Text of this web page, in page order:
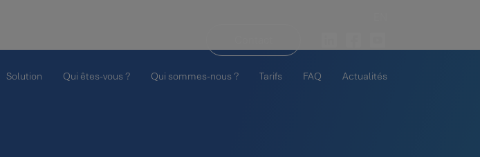
Solution Qui êtes-vous ? Qui sommes-nous ? Tarifs FAQ Actualités